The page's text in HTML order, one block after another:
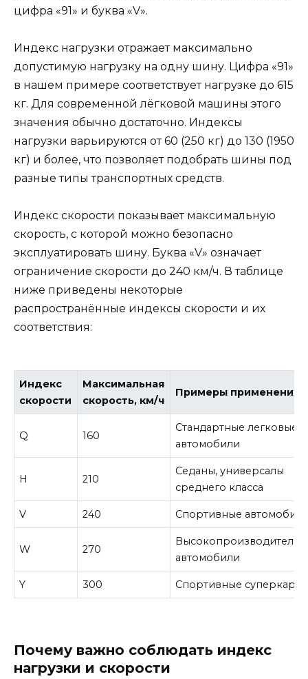
цифра «91» и буква «V».
Индекс нагрузки отражает максимально
допустимую нагрузку на одну шину. Цифра «91»
в нашем примере соответствует нагрузке до 615
кг. Для современной лёгковой машины этого
значения обычно достаточно. Индексы
нагрузки варьируются от 60 (250 кг) до 130 (1950
кг) и более, что позволяет подобрать шины под
разные типы транспортных средств.
Индекс скорости показывает максимальную
скорость, с которой можно безопасно
эксплуатировать шину. Буква «V» означает
ограничение скорости до 240 км/ч. В таблице
ниже приведены некоторые
распространённые индексы скорости и их
соответствия:
Индекс
скорости
Максимальная
скорость, км/ч
Примеры применения
Q 160
Стандартные легковые
автомобили
H 210
Седаны, универсалы
среднего класса
V 240 Спортивные
W 270
автомобили
Y 300 Спортивные суперкар
Почему важно соблюдать индекс
нагрузки и скорости